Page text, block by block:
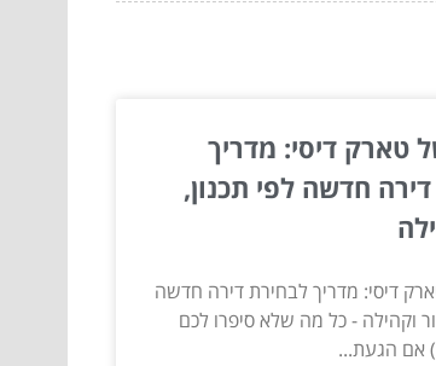
טארק דיסי: מדריך
חדשה לפי תכנון,
דיסי: מדריך לבחירת דירה חדשה
וקהילה - כל מה שלא סיפרו לכם
אם הגעת...